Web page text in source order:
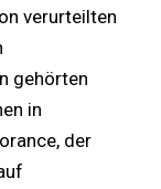
verurteilten
gehörten
in
der